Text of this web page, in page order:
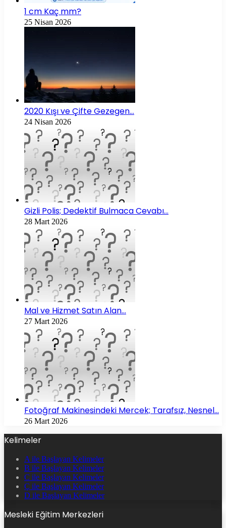
1 cm Kaç mm?
25 Nisan 2026
2020 Kışı ve Çifte Gezegen…
24 Nisan 2026
Gizli Polis; Dedektif Bulmaca Cevabı…
28 Mart 2026
Mal ve Hizmet Satın Alan…
27 Mart 2026
Fotoğraf Makinesindeki Mercek; Tarafsız, Nesnel…
26 Mart 2026
Kelimeler
A ile Başlayan Kelimeler
B ile Başlayan Kelimeler
C ile Başlayan Kelimeler
Ç ile Başlayan Kelimeler
D ile Başlayan Kelimeler
Mesleki Eğitim Merkezleri